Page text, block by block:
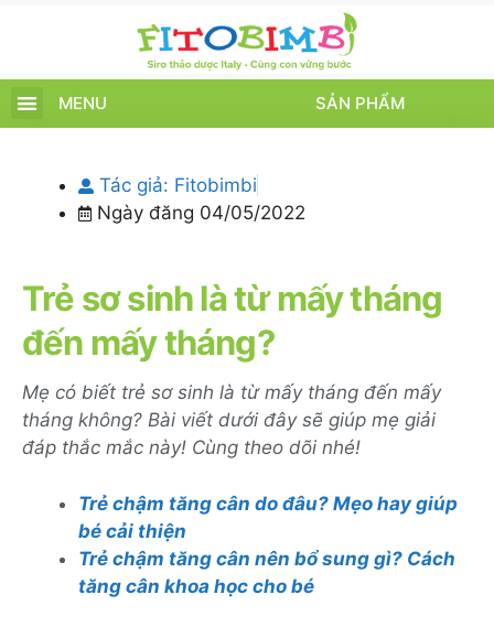
MENU SẢN PHẨM
Tác giả: Fitobimbi
Ngày đăng 04/05/2022
Trẻ sơ sinh là từ mấy tháng
đến mấy tháng?
Mẹ có biết trẻ sơ sinh là từ mấy tháng đến mấy
tháng không? Bài viết dưới đây sẽ giúp mẹ giải
đáp thắc mắc này! Cùng theo dõi nhé!
Trẻ chậm tăng cân do đâu? Mẹo hay giúp
bé cải thiện
Trẻ chậm tăng cân nên bổ sung gì? Cách
tăng cân khoa học cho bé